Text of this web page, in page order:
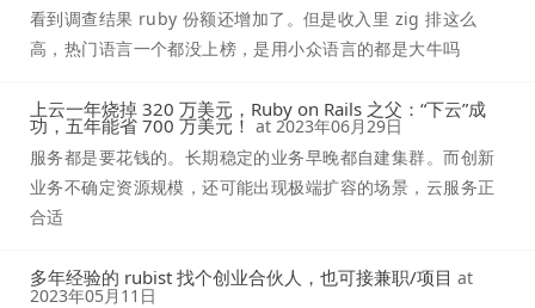
看到调查结果 ruby 份额还增加了。但是收入里 zig 排这么
高，热门语言一个都没上榜，是用小众语言的都是大牛吗
上云一年烧掉 320 万美元，Ruby on Rails 之父：“下云”成
功，五年能省 700 万美元！ at 2023年06月29日
服务都是要花钱的。长期稳定的业务早晚都自建集群。而创新
业务不确定资源规模，还可能出现极端扩容的场景，云服务正
合适
多年经验的 rubist 找个创业合伙人，也可接兼职/项目 at
2023年05月11日